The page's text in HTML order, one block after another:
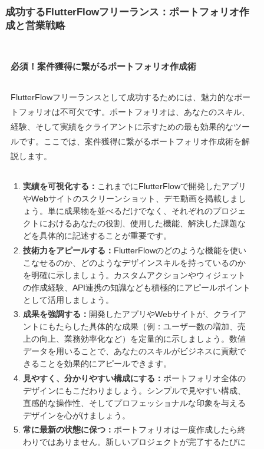
成功するFlutterFlowフリーランス：ポートフォリオ作
成と営業戦略
必須！案件獲得に繋がるポートフォリオ作成術
FlutterFlowフリーランスとして成功するためには、魅力的なポー
トフォリオは不可欠です。ポートフォリオは、あなたのスキル、
経験、そして実績をクライアントに示すための最も効果的なツー
ルです。ここでは、案件獲得に繋がるポートフォリオ作成術を解
説します。
実績を可視化する： これまでにFlutterFlowで開発したアプリ
やWebサイトのスクリーンショット、デモ動画を掲載しまし
ょう。単に成果物を並べるだけでなく、それぞれのプロジェ
クトにおけるあなたの役割、使用した機能、解決した課題な
どを具体的に記述することが重要です。
技術力をアピールする： FlutterFlowのどのような機能を使い
こなせるのか、どのようなデザインスキルを持っているのか
を明確に示しましょう。カスタムアクションやウィジェット
の作成経験、API連携の知識なども積極的にアピールポイント
として活用しましょう。
成果を強調する： 開発したアプリやWebサイトが、クライア
ントにもたらした具体的な成果（例：ユーザー数の増加、売
上の向上、業務効率化など）を定量的に示しましょう。数値
データを用いることで、あなたのスキルがビジネスに貢献で
きることを効果的にアピールできます。
見やすく、分かりやすい構成にする： ポートフォリオ全体の
デザインにもこだわりましょう。シンプルで見やすい構成、
直感的な操作性、そしてプロフェッショナルな印象を与える
デザインを心がけましょう。
常に最新の状態に保つ： ポートフォリオは一度作成したら終
わりではありません。新しいプロジェクトが完了するたびに